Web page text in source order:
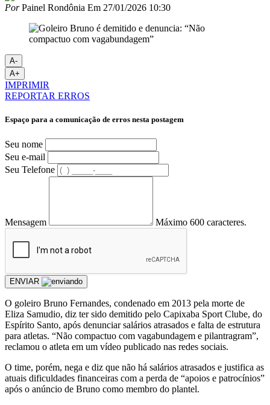
PorPainel Rondônia Em 27/01/2026 10:30
A-
A+
IMPRIMIR
REPORTAR ERROS
Espaço para a comunicação de erros nesta postagem
Seu nome
Seu e-mail
Seu Telefone
Mensagem Máximo 600 caracteres.
ENVIAR
O goleiro Bruno Fernandes, condenado em 2013 pela morte de
Eliza Samudio, diz ter sido demitido pelo Capixaba Sport Clube, do
Espírito Santo, após denunciar salários atrasados e falta de estrutura
para atletas. “Não compactuo com vagabundagem e pilantragram”,
reclamou o atleta em um vídeo publicado nas redes sociais.
O time, porém, nega e diz que não há salários atrasados e justifica as
atuais dificuldades financeiras com a perda de “apoios e patrocínios”
após o anúncio de Bruno como membro do plantel.